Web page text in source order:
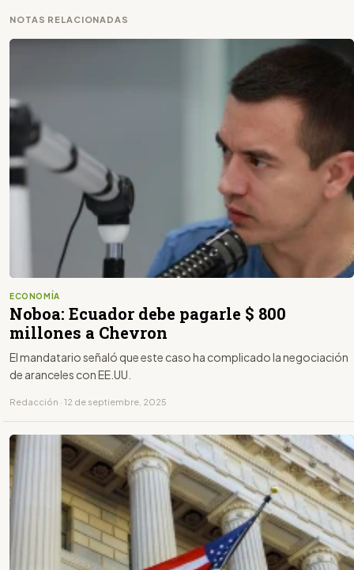
NOTAS RELACIONADAS
ECONOMÍA
Noboa: Ecuador debe pagarle $ 800
millones a Chevron
El mandatario señaló que este caso ha complicado la negociación
de aranceles con EE.UU.
Redacción · 12 de septiembre, 2025